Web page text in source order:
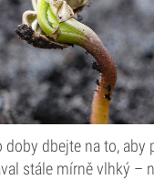
doby dbejte na to, aby
stále mírně vlhký –